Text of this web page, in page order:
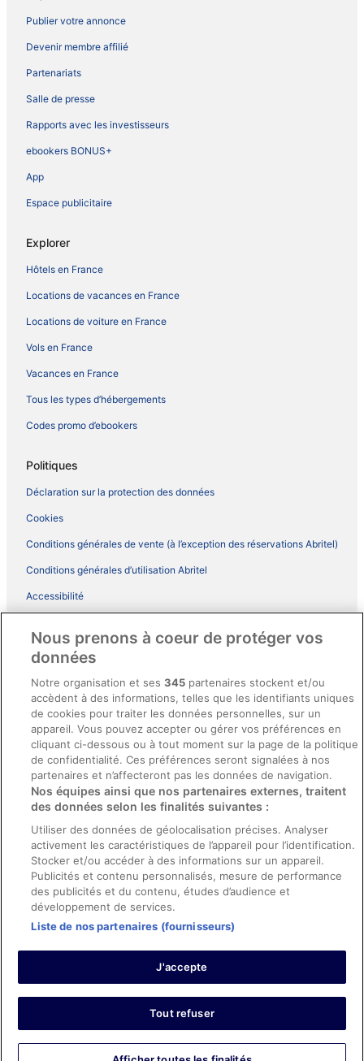
Publier votre annonce
Devenir membre affilié
Partenariats
Salle de presse
Rapports avec les investisseurs
ebookers BONUS+
App
Espace publicitaire
Explorer
Hôtels en France
Locations de vacances en France
Locations de voiture en France
Vols en France
Vacances en France
Tous les types d’hébergements
Codes promo d’ebookers
Politiques
Déclaration sur la protection des données
Cookies
Conditions générales de vente (à l’exception des réservations Abritel)
Conditions générales d’utilisation Abritel
Accessibilité
Conditions générales du programme BONUS+ d’ebookers
Directives de contenu et signalement de contenus
Aide
Soutien
Annuler votre réservation d’hôtel ou de propriété de vacances
Échéances de remboursement
Utiliser un coupon ebookers
Electron, CartaSi, Carte Bleue, PayPal et Eurocard.
© 2026 Expedia, Inc., une entreprise d’Expedia Group. Tous droits
réservés. ebookers et le logo ebookers sont des marques
commerciales ou des marques déposées d’Expedia, Inc.
Nous prenons à coeur de protéger vos
données
Notre organisation et ses345 partenaires stockent et/ou
accèdent à des informations, telles que les identifiants uniques
de cookies pour traiter les données personnelles, sur un
appareil. Vous pouvez accepter ou gérer vos préférences en
cliquant ci-dessous ou à tout moment sur la page de la politique
de confidentialité. Ces préférences seront signalées à nos
partenaires et n’affecteront pas les données de navigation.
Nos équipes ainsi que nos partenaires externes, traitent
des données selon les finalités suivantes :
Utiliser des données de géolocalisation précises. Analyser
activement les caractéristiques de l’appareil pour l’identification.
Stocker et/ou accéder à des informations sur un appareil.
Publicités et contenu personnalisés, mesure de performance
des publicités et du contenu, études d’audience et
développement de services.
Liste de nos partenaires (fournisseurs)
J'accepte
Tout refuser